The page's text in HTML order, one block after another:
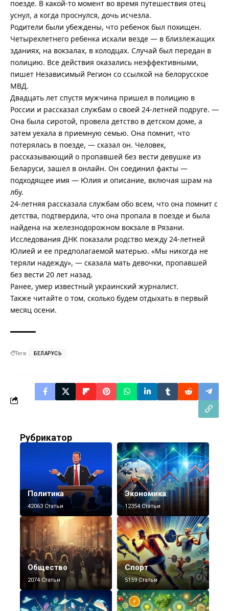
поезде. В какой-то момент во время путешествия отец
уснул, а когда проснулся, дочь исчезла.
Родители были убеждены, что ребенок был похищен.
Четырехлетнего ребенка искали везде — в близлежащих
зданиях, на вокзалах, в колодцах. Случай был передан в
полицию. Все действия оказались неэффективными,
пишет Независимый Регион со ссылкой на белорусское
МВД.
Двадцать лет спустя мужчина пришел в полицию в
России и рассказал службам о своей 24-летней подруге. —
Она была сиротой, провела детство в детском доме, а
затем уехала в приемную семью. Она помнит, что
потерялась в поезде, — сказал он. Человек,
рассказывающий о пропавшей без вести девушке из
Беларуси, зашел в онлайн. Он соединил факты —
подходящее имя — Юлия и описание, включая шрам на
лбу.
24-летняя рассказала службам обо всем, что она помнит с
детства, подтвердила, что она пропала в поезде и была
найдена на железнодорожном вокзале в Рязани.
Исследования ДНК показали родство между 24-летней
Юлией и ее предполагаемой матерью. «Мы никогда не
теряли надежду», — сказала мать девочки, пропавшей
без вести 20 лет назад.
Ранее, умер известный украинский журналист.
Также читайте о том, сколько будем отдыхать в первый
месяц осени.
Теги: БЕЛАРУСЬ
Рубрикатор
Политика
42063 Статьи
Экономика
12354 Статьи
Общество
2074 Статьи
Спорт
5159 Статьи